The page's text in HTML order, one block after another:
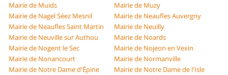
Mairie de Muids
Mairie de Muzy
Mairie de Nagel Séez Mesnil
Mairie de Neaufles Auvergny
Mairie de Neaufles Saint Martin
Mairie de Neuilly
Mairie de Neuville sur Authou
Mairie de Noards
Mairie de Nogent le Sec
Mairie de Nojeon en Vexin
Mairie de Nonancourt
Mairie de Normanville
Mairie de Notre Dame d'Épine
Mairie de Notre Dame de l'Isle